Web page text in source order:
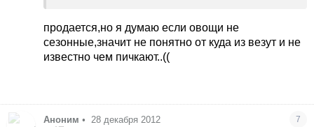
продается,но я думаю если овощи не
сезонные,значит не понятно от куда из везут и не
известно чем пичкают..((
Аноним • 28 декабря 2012 7